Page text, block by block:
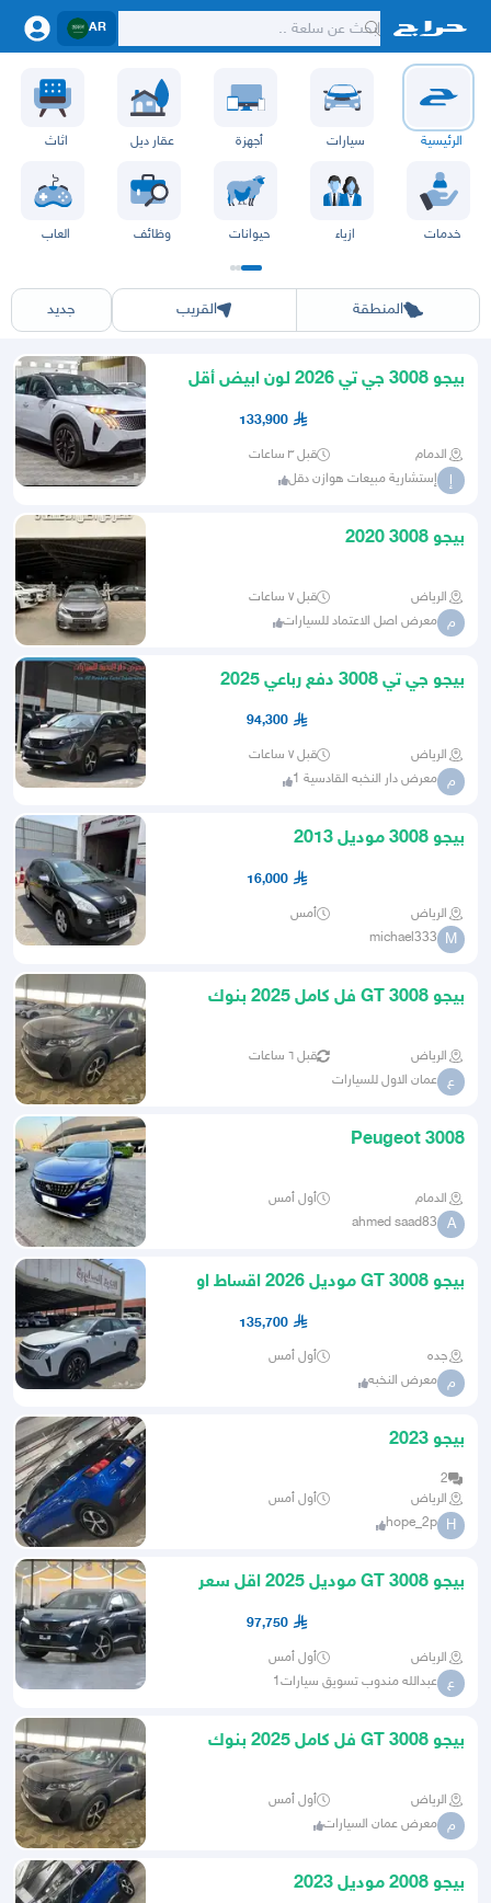
AR
الرئيسية سيارات أجهزة عقار ديل اثاث
خدمات ازياء حيوانات وظائف العاب
المنطقة
الرياض الشرقيه المدينة الطايف القصيمحائل الباحة
القريب جديد
بيجو 3008 جي تي 2026 لون ابيض أقل
133,900
الدمام قبل ٣ ساعات
إ إستشارية مبيعات هوازن دقل
بيجو 3008 2020
الرياض قبل ٧ ساعات
م معرض اصل الاعتماد للسيارات
بيجو جي تي 3008 دفع رباعي 2025
94,300
الرياض قبل ٧ ساعات
م معرض دار النخبه القادسية 1
بيجو 3008 موديل 2013
16,000
الرياض أمس
M
michael333
بيجو GT 3008 فل كامل 2025 بنوك
الرياض قبل ٦ ساعات
ع عمان الاول للسيارات
Peugeot 3008
الدمام أول أمس
A
ahmed saad83
بيجو 3008 GT موديل 2026 اقساط او
135,700
جده أول أمس
م معرض النخبه
بيجو 2023
2
الرياض
أول أمس
H
hope_2p
بيجو 3008 GT موديل 2025 اقل سعر
97,750
الرياض أول أمس
ع عبدالله مندوب تسويق سيارات1
بيجو GT 3008 فل كامل 2025 بنوك
الرياض أول أمس
م معرض عمان السيارات
بيجو 2008 موديل 2023